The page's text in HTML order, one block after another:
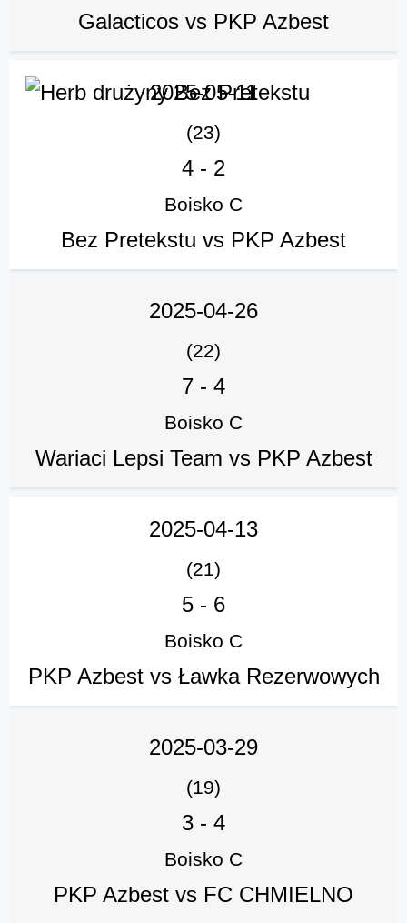
Galacticos vs PKP Azbest
2025-05-11
(23)
4 - 2
Boisko C
Bez Pretekstu vs PKP Azbest
2025-04-26
(22)
7 - 4
Boisko C
Wariaci Lepsi Team vs PKP Azbest
2025-04-13
(21)
5 - 6
Boisko C
PKP Azbest vs Ławka Rezerwowych
2025-03-29
(19)
3 - 4
Boisko C
PKP Azbest vs FC CHMIELNO